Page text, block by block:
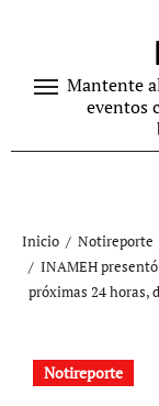
contenidoMantente
eventos
Inicio
Notireporte
INAMEH
próximas 24 horas,
Notireporte